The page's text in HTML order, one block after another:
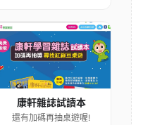
康軒雜誌試讀本
還有加碼再抽桌遊喔!